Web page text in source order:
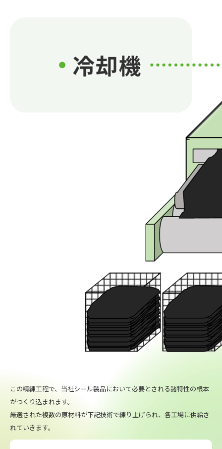
この精練工程で、当社シール製品において必要とされる諸特性の根本
がつくり込まれます。
厳選された複数の原材料が下記技術で練り上げられ、各工場に供給さ
れていきます。